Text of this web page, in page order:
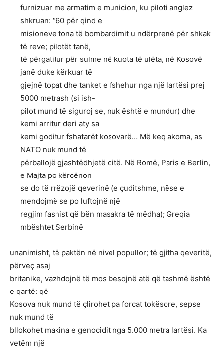
furnizuar me armatim e municion, ku piloti anglez
shkruan: “60 për qind e
misioneve tona të bombardimit u ndërprenë për shkak
të reve; pilotët tanë,
të përgatitur për sulme në kuota të ulëta, në Kosovë
janë duke kërkuar të
gjejnë topat dhe tanket e fshehur nga një lartësi prej
5000 metrash (si ish-
pilot mund të siguroj se, nuk është e mundur) dhe
kemi arritur deri aty sa
kemi goditur fshatarët kosovarë… Më keq akoma, as
NATO nuk mund të
përballojë gjashtëdhjetë ditë. Në Romë, Paris e Berlin,
e Majta po kërcënon
se do të rrëzojë qeverinë (e çuditshme, nëse e
mendojmë se po luftojnë një
regjim fashist që bën masakra të mëdha); Greqia
mbështet Serbinë
unanimisht, të paktën në nivel popullor; të gjitha qeveritë,
përveç asaj
britanike, vazhdojnë të mos besojnë atë që tashmë është
e qartë: që
Kosova nuk mund të çlirohet pa forcat tokësore, sepse
nuk mund të
bllokohet makina e genocidit nga 5.000 metra lartësi. Ka
vetëm një